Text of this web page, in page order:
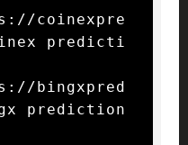
coinexpre
predicti
bingxpred
prediction